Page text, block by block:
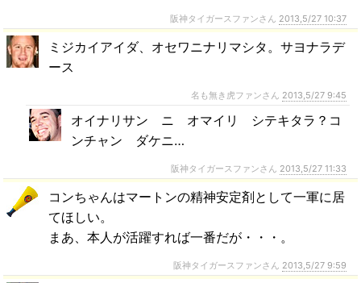
阪神タイガースファンさん 2013,5/27 10:37
ミジカイアイダ、オセワニナリマシタ。サヨナラデ
ース
名も無き虎ファンさん 2013,5/27 9:45
オイナリサン ニ オマイリ シテキタラ？コ
ンチャン ダケニ…
阪神タイガースファンさん 2013,5/27 11:33
コンちゃんはマートンの精神安定剤として一軍に居
てほしい。
まあ、本人が活躍すれば一番だが・・・。
阪神タイガースファンさん 2013,5/27 9:59